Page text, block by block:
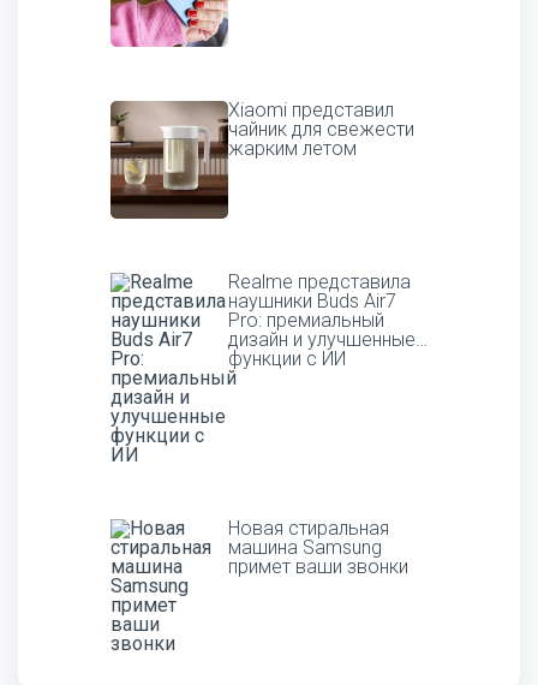
Xiaomi представил
чайник для свежести
жарким летом
Realme представила
наушники Buds Air7
Pro: премиальный
дизайн и улучшенные
функции с ИИ
Новая стиральная
машина Samsung
примет ваши звонки